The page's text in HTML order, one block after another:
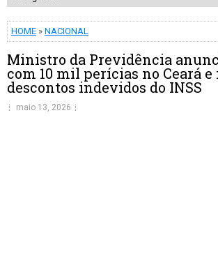
HOME » NACIONAL
Ministro da Previdência
com 10 mil perícias no Ceará e
descontos indevidos do INSS
maio 13, 2026